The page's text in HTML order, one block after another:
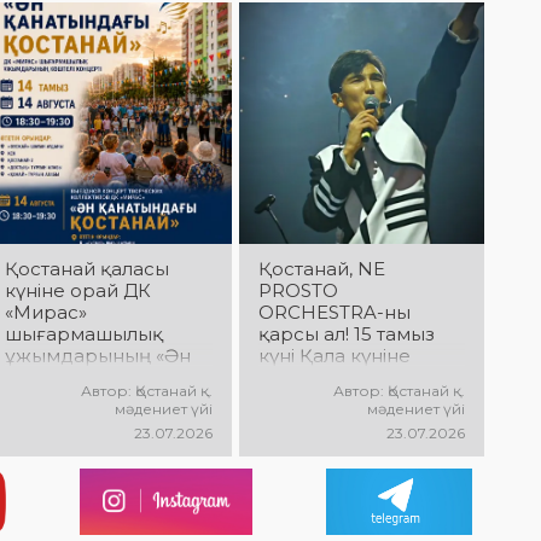
бағдарламасы өтеді!
Сіздерді сүйікті
әндер, әсерлі
орындау мен
көтеріңкі мерекелік
көңіл күй күтеді!
таланттардың
жарқын өнері,
заманауи әндер,
қуатты энергия мен
мерекелік көңіл күй
күтеді!
Қостанай қаласы
күніне орай ДК
«Мирас»
шығармашылық
ұжымдарының «Ән
Қостанай» көшпелі
концерті өтеді!
Баршаңызды
мерекелік
концертке
шақырамыз!
Автор: Қостанай қ.
мәдениет үйі
23.07.2026
Қостанай, NE
PROSTO
ORCHESTRA-ны
қарсы ал! 15 тамыз
күні Қала күніне
концертте NE
PROSTO ORCHESTRA
өнер көрсетеді!
@ne_prosto_orchestr
Автор: Қостанай қ.
мәдениет үйі
23.07.2026